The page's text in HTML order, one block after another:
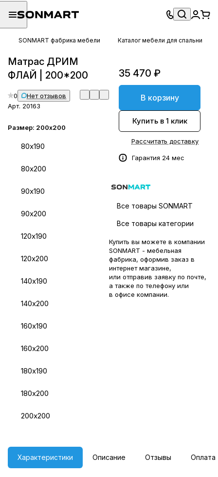
SONMART фабрика мебели Каталог мебели для спальни
Матрас ДРИМ
ФЛАЙ | 200*200
0
Нет отзывов
Арт. 20163
Размер: 200х200
80х190
80х200
90х190
90х200
120х190
120х200
140х190
140х200
160х190
160х200
180х190
180х200
200х200
35 470 ₽
В корзину
Купить в 1 клик
Рассчитать доставку
Гарантия 24 мес
Все товары SONMART
Все товары категории
Купить вы можете в компании
SONMART - мебельная
фабрика, оформив заказ в
интернет магазине,
или отправив заявку по почте,
а также по телефону или
в офисе компании.
Характеристики Описание Отзывы Оплата